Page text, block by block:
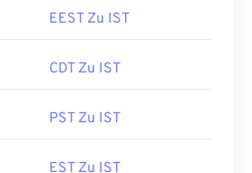
EEST Zu IST
CDT Zu IST
PST Zu IST
EST Zu IST